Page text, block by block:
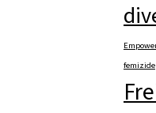
femizide